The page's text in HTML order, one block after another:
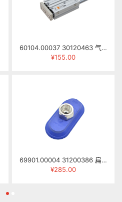
60104.00037 30120463 气缸 SGM16×60-S-DG042-217B
¥155.00
69901.00004 31200386 扁平吸盘 SAOF 80*40 NBR-60 G3/8-IG
¥285.00